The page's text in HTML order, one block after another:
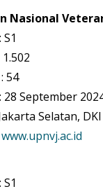
Nasional
54
September
Selatan, DKI
www.upnvj.ac.id